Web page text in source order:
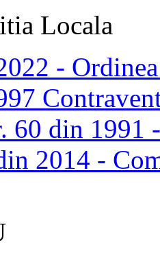
Locala
-
60 din 1991
2014 -